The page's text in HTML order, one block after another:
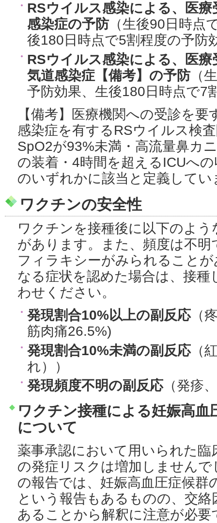
RSウイルス感染による、医
感染症の予防（生後90日時点
後180日時点で5割程度の予防
RSウイルス感染による、医
気道感染症【備考】の予防（
予防効果、生後180日時点で7
【備考】医療機関への受診を
感染症を有するRSウイルス検
SpO2が93%未満・高流量鼻カ
の装着・4時間を超えるICUへ
のいずれかに該当と定義してい
ワクチンの安全性
ワクチンを接種後に以下のよ
があります。また、頻度は不
フィラキシーがみられること
なる症状を認めた場合は、接種
わせください。
発現割合10%以上の副反応（
筋肉痛26.5%)
発現割合10%未満の副反応（
れ））
発現頻度不明の副反応（発疹
ワクチン接種による妊娠高血
について
薬事承認において用いられた臨
の発症リスクは増加しません
の報告では、妊娠高血圧症候群
という報告もあるものの、交
あることから解釈に注意が必